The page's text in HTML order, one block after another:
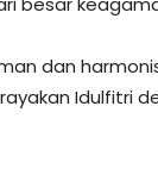
dan
Idulfitri